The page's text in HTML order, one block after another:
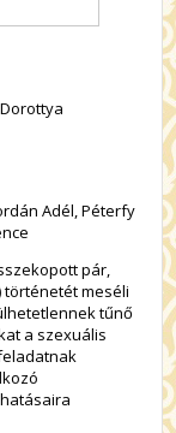
Adél, Péterfy
pár,
történetét meséli
tűnő
a szexuális